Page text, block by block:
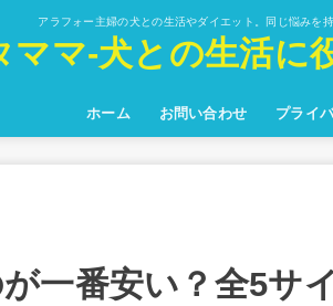
アラフォー主婦の犬との生活やダイエット。同じ悩みを
ママ-犬との生活に
ホーム お問い合わせ プライ
一番安い？全5サ